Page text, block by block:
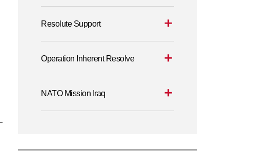
Resolute Support
Operation Inherent Resolve
NATO Mission Iraq